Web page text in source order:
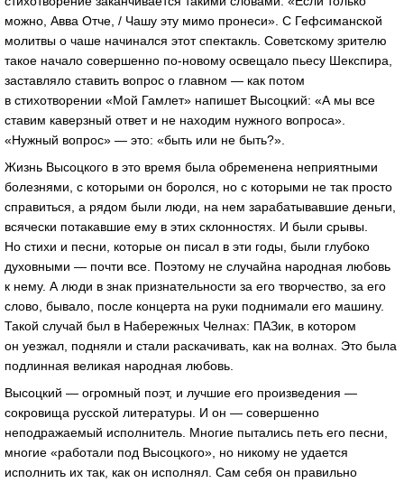
можно, Авва Отче, / Чашу эту мимо пронеси». С Гефсиманской
молитвы о чаше начинался этот спектакль. Советскому зрителю
такое начало совершенно по-новому освещало пьесу Шекспира,
заставляло ставить вопрос о главном — как потом
в стихотворении «Мой Гамлет» напишет Высоцкий: «А мы все
ставим каверзный ответ и не находим нужного вопроса».
«Нужный вопрос» — это: «быть или не быть?».
Жизнь Высоцкого в это время была обременена неприятными
болезнями, с которыми он боролся, но с которыми не так просто
справиться, а рядом были люди, на нем зарабатывавшие деньги,
всячески потакавшие ему в этих склонностях. И были срывы.
Но стихи и песни, которые он писал в эти годы, были глубоко
духовными — почти все. Поэтому не случайна народная любовь
к нему. А люди в знак признательности за его творчество, за его
слово, бывало, после концерта на руки поднимали его машину.
Такой случай был в Набережных Челнах: ПАЗик, в котором
он уезжал, подняли и стали раскачивать, как на волнах. Это была
подлинная великая народная любовь.
Высоцкий — огромный поэт, и лучшие его произведения —
сокровища русской литературы. И он — совершенно
неподражаемый исполнитель. Многие пытались петь его песни,
многие «работали под Высоцкого», но никому не удается
исполнить их так, как он исполнял. Сам себя он правильно